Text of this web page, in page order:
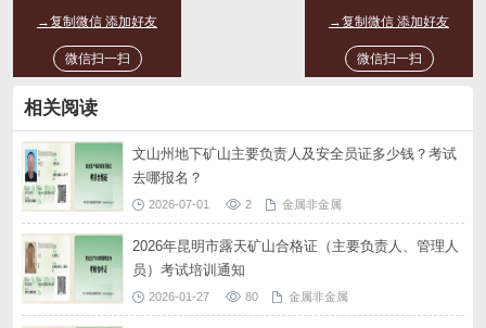
→复制微信 添加好友
微信扫一扫
→复制微信 添加好友
微信扫一扫
相关阅读
文山州地下矿山主要负责人及安全员证多少钱？考试
去哪报名？
2026-07-01 2 金属非金属
2026年昆明市露天矿山合格证（主要负责人、管理人
员）考试培训通知
2026-01-27 80 金属非金属